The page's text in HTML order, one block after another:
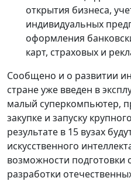
открытия бизнеса,
индивидуальных
оформления
карт, страховых и
Сообщено и о развитии
стране уже введен в
малый суперкомпьютер,
закупке и запуску
результате в 15 вузах
искусственного
возможности подготовки
разработки